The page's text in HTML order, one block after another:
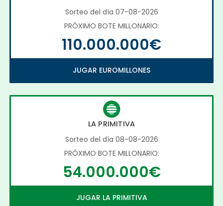
Sorteo del día 07-08-2026
PRÓXIMO BOTE MILLONARIO:
110.000.000€
JUGAR EUROMILLONES
LA PRIMITIVA
Sorteo del día 08-08-2026
PRÓXIMO BOTE MILLONARIO:
54.000.000€
JUGAR LA PRIMITIVA